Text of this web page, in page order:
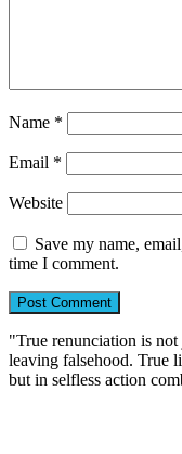
Name *
Email *
Website
Save my name,
time I comment.
"True renunciation is
leaving falsehood. True
but in selfless action